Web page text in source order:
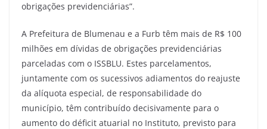
obrigações previdenciárias”.
A Prefeitura de Blumenau e a Furb têm mais de R$ 100
milhões em dívidas de obrigações previdenciárias
parceladas com o ISSBLU. Estes parcelamentos,
juntamente com os sucessivos adiamentos do reajuste
da alíquota especial, de responsabilidade do
município, têm contribuído decisivamente para o
aumento do déficit atuarial no Instituto, previsto para